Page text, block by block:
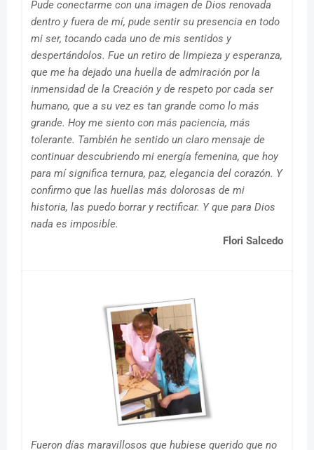
Pude conectarme con una imagen de Dios renovada
dentro y fuera de mí, pude sentir su presencia en todo
mi ser, tocando cada uno de mis sentidos y
despertándolos. Fue un retiro de limpieza y esperanza,
que me ha dejado una huella de admiración por la
inmensidad de la Creación y de respeto por cada ser
humano, que a su vez es tan grande como lo más
grande. Hoy me siento con más paciencia, más
tolerante. También he sentido un claro mensaje de
continuar descubriendo mi energía femenina, que hoy
para mí significa ternura, paz, elegancia del corazón. Y
confirmo que las huellas más dolorosas de mi
historia, las puedo borrar y rectificar. Y que para Dios
nada es imposible.
Flori Salcedo
Fueron días maravillosos que hubiese querido que no